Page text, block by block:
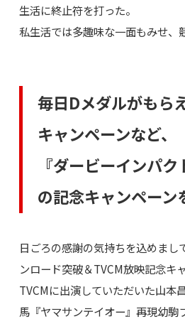
生活に終止符を打った。
私生活では多趣味な一面もみせ、
毎日Dメダルがもら
キャンペーンなど、
『ダービーインパ
の記念キャンペーン
日ごろの感謝の気持ちを込めまし
ンロード突破＆TVCM放映記念キ
TVCMに出演していただいた山本
馬『ヤマサンテイオー』再現幼駒